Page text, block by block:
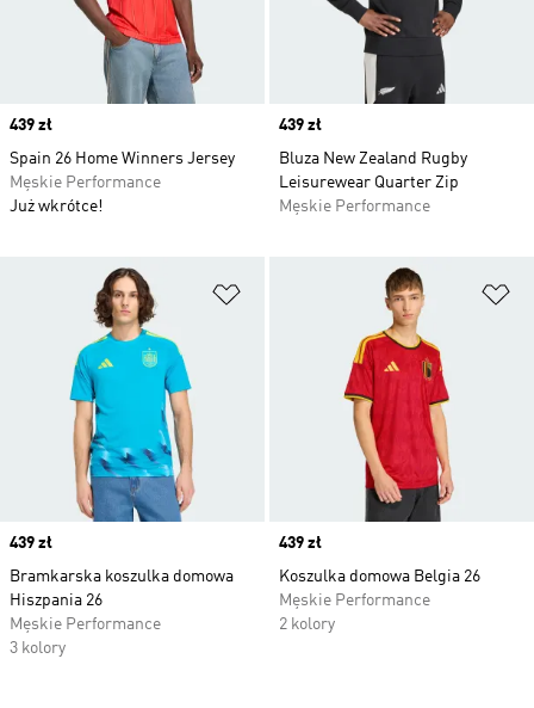
Price
439 zł
Spain 26 Home Winners Jersey
Męskie Performance
Już wkrótce!
Price
439 zł
Bluza New Zealand Rugby
Leisurewear Quarter Zip
Męskie Performance
Dodaj do listy życzeń
Price
439 zł
Bramkarska koszulka domowa
Hiszpania 26
Męskie Performance
3 kolory
Price
439 zł
Koszulka domowa Belgia 26
Męskie Performance
2 kolory